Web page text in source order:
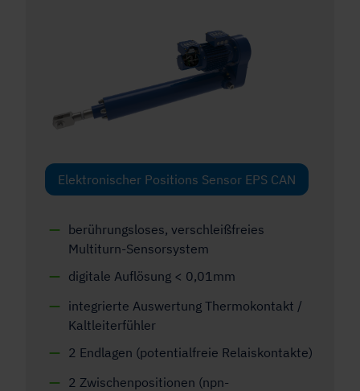
Elektronischer Positions Sensor EPS CAN
berührungsloses, verschleißfreies
Multiturn-Sensorsystem
digitale Auflösung < 0,01mm
integrierte Auswertung Thermokontakt /
Kaltleiterfühler
2 Endlagen (potentialfreie Relaiskontakte)
2 Zwischenpositionen (npn-